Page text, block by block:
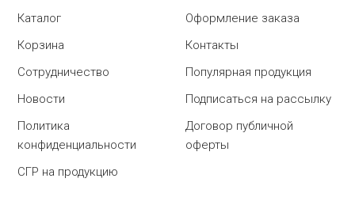
Каталог
Оформление заказа
Корзина
Контакты
Сотрудничество
Популярная продукция
Новости
Подписаться на рассылку
Политика
конфиденциальности
Договор публичной
оферты
СГР на продукцию